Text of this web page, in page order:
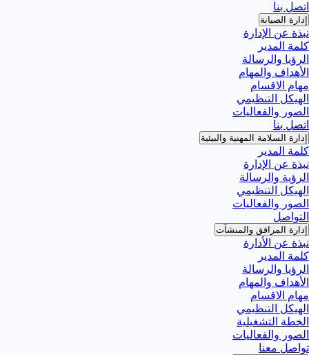
اتصل بنا
إدارة الصيانة
نبذة عن الإدارة
كلمة المدير
الرؤيا والرسالة
الأهداف والمهام
مهام الاقسام
الهيكل التنظيمي
الصور والفعاليات
اتصل بنا
إدارة السلامة المهنية والبيئية
كلمة المدير
نبذة عن الإدارة
الرؤية والرسالة
الهيكل التنظيمي
الصور والفعاليات
التواصل
إدارة المرافق والمنشآت
نبذة عن الأدارة
كلمة المدير
الرؤيا والرسالة
الأهداف والمهام
مهام الاقسام
الهيكل التنظيمي
الخطة التشغيلية
الصور والفعاليات
تواصل معنا